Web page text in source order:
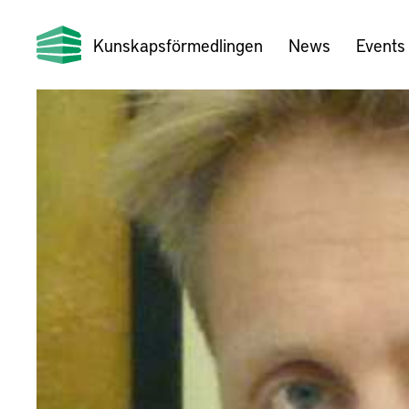
Kunskapsförmedlingen News Events